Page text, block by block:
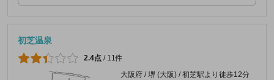
初芝温泉
2.4点 / 11件
大阪府 / 堺 (大阪) / 初芝駅より徒歩12分